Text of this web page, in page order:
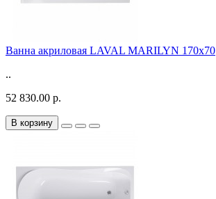
Ванна акриловая LAVAL MARILYN 170x70
..
52 830.00 р.
В корзину